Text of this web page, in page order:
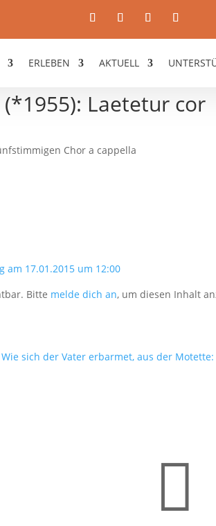
ERLEBEN AKTUELL
Laetetur cor
Chor a cappella
am 17.01.2015 um 12:00
Bitte melde dich an, um diesen Inhalt
sich der Vater erbarmet, aus der
